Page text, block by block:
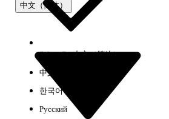
中文（简体）
Select Org中文（简体）
中文（繁体）
한국어
Русский